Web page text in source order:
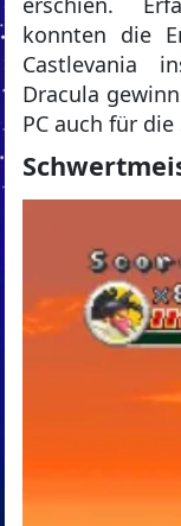
konnten die
Castlevania
Dracula
PC auch für